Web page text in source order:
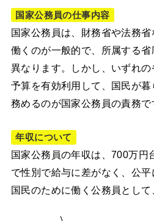
国家公務員の仕事内容
国家公務員は、財務省や法務
働くのが一般的で、所属する省
異なります。しかし、いずれ
予算を有効利用して、国民が
務めるのが国家公務員の責務で
年収について
国家公務員の年収は、700万円
で性別で給与に差がなく、公平
国民のために働く公務員として